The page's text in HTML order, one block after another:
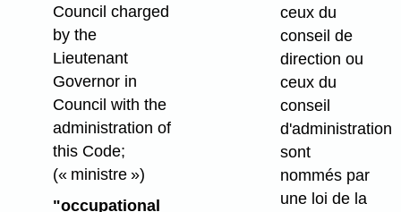
Council charged
by the
Lieutenant
Governor in
Council with the
administration of
this Code;
(« ministre »)
"occupational
ceux du
conseil de
direction ou
ceux du
conseil
d'administration
sont
nommés par
une loi de la